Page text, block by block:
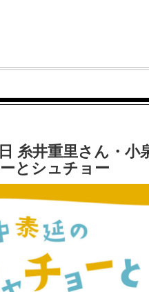
糸井重里さん・小
とシュチョー